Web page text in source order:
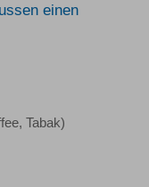
einen
Tabak)